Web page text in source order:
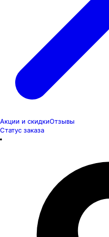
Акции и скидкиОтзывы
Статус заказа